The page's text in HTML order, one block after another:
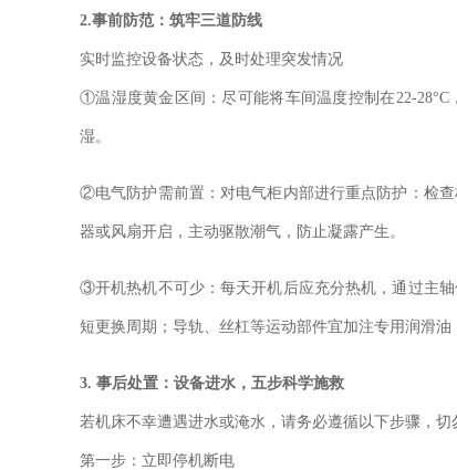
2.事前防范：筑牢三道防线
实时监控设备状态，及时处理突发情况
①温湿度黄金区间：尽可能将车间温度控制在22-
湿。
②电气防护需前置：对电气柜内部进行重点防护：检
器或风扇开启，主动驱散潮气，防止凝露产生。
③开机热机不可少：每天开机后应充分热机，通过主
短更换周期；导轨、丝杠等运动部件宜加注专用润滑油
3. 事后处置：设备进水，五步科学施救
若机床不幸遭遇进水或淹水，请务必遵循以下步骤，切
第一步：立即停机断电